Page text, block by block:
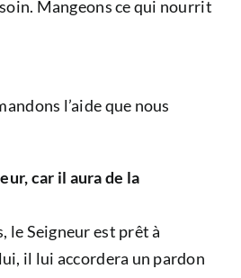
Mangeons ce qui nourrit
l’aide que nous
car il aura de la
le Seigneur est prêt à
il lui accordera un pardon